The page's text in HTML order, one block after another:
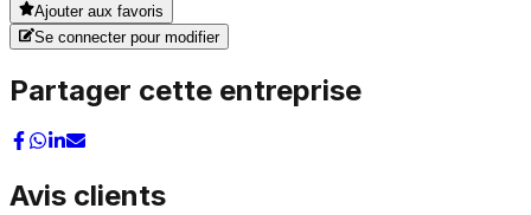
Ajouter aux favoris
Se connecter pour modifier
Partager cette entreprise
Avis clients